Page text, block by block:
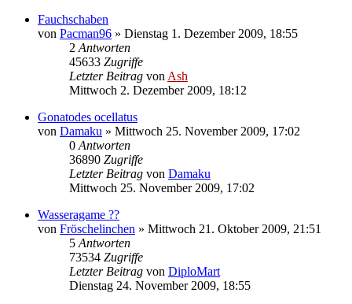
Fauchschaben
von Pacman96 » Dienstag 1. Dezember 2009, 18:55
2 Antworten
45633 Zugriffe
Letzter Beitrag von Ash
Mittwoch 2. Dezember 2009, 18:12
Gonatodes ocellatus
von Damaku » Mittwoch 25. November 2009, 17:02
0 Antworten
36890 Zugriffe
Letzter Beitrag von Damaku
Mittwoch 25. November 2009, 17:02
Wasseragame ??
von Fröschelinchen » Mittwoch 21. Oktober 2009, 21:51
5 Antworten
73534 Zugriffe
Letzter Beitrag von DiploMart
Dienstag 24. November 2009, 18:55